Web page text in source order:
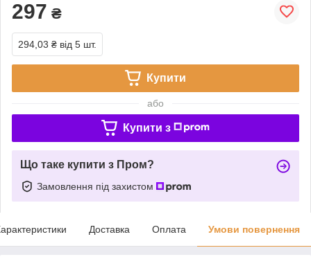
297 ₴
294,03 ₴ від 5 шт.
Купити
або
Купити з
Що таке купити з Пром?
Замовлення під захистом
Доставка Оплата Умови повернення